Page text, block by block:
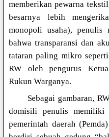
memberikan pewarna
besarnya lebih
monopoli usaha), penulis
bahwa transparansi dan
tataran paling mikro
RW oleh pengurus
Rukun Warganya.
Sebagai gambaran,
domisili penulis
pemerintah daerah